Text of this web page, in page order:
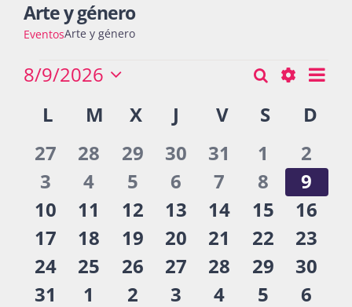
La Boletina
Blog
Recursos
Arte y género
EventosArte y género
Eventos
Búsqueda
navegació
de
vistas
de
Eventos
Buscar
Filters
Mes
8/9/2026
fecha.
Calendario
de
Eventos
L LUNES
M MARTES
XMIÉRCOLES
J JUEVES
V VIERNES
SSÁBADO
D
0
eventos
27
0
eventos
28
0
eventos
29
0
eventos
30
0
eventos
31
0
eventos
1
0
2
0
eventos
3
0
eventos
4
0
eventos
5
0
eventos
6
0
eventos
7
0
eventos
8
0
9
0
eventos
10
0
eventos
11
0
eventos
12
0
eventos
13
0
eventos
14
0
eventos
15
0
16
0
eventos
17
0
eventos
18
0
eventos
19
0
eventos
20
0
eventos
21
0
eventos
22
0
23
0
eventos
24
0
eventos
25
0
eventos
26
0
eventos
27
0
eventos
28
0
eventos
29
0
30
0
31
0
1
0
2
0
3
0
4
0
5
0
6